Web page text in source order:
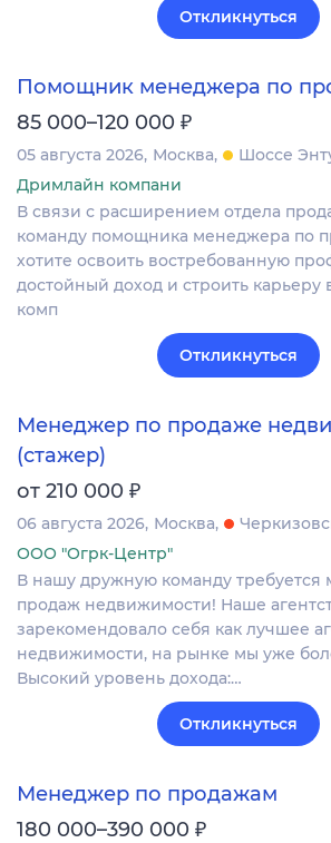
Откликнуться
Помощник менеджера по
85 000–120 000 ₽
05 августа 2026 Москва
Шоссе
Дримлайн компани
В связи с расширением отдела
команду помощника менеджера по
хотите освоить востребованную
достойный доход и строить карьеру
комп
Откликнуться
Менеджер по продаже
(стажер)
от 210 000 ₽
06 августа 2026 Москва
ООО "Огрк-Центр"
В нашу дружную команду требуется
продаж недвижимости! Наше
зарекомендовало себя как лучшее
недвижимости, на рынке мы уже
Высокий уровень дохода:…
Откликнуться
Менеджер по продажам
180 000–390 000 ₽